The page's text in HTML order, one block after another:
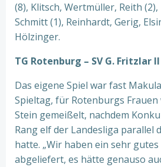
(8), Klitsch, Wertmüller, Reith
Schmitt (1), Reinhardt, Gerig,
Hölzinger.
TG Rotenburg – SV G. Fritzlar II
Das eigene Spiel war fast
Spieltag, für Rotenburgs Frauen
Stein gemeißelt, nachdem
Rang elf der Landesliga parallel
hatte. „Wir haben ein sehr
abgeliefert, es hätte genauso